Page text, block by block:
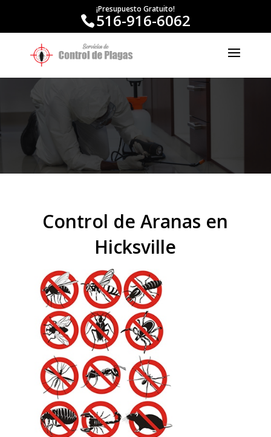
¡Presupuesto Gratuito!
516-916-6062
Control de Aranas en
Hicksville